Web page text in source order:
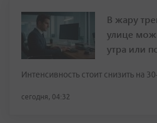
В жару
улице
утра или
Интенсивность стоит снизить на
сегодня, 04:32